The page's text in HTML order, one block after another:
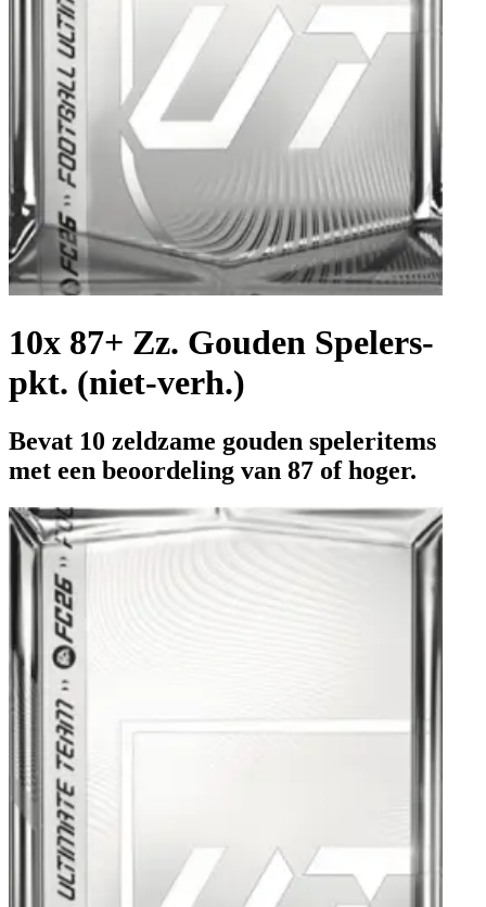
10x 87+ Zz. Gouden Spelers-
pkt. (niet-verh.)
Bevat 10 zeldzame gouden speleritems
met een beoordeling van 87 of hoger.